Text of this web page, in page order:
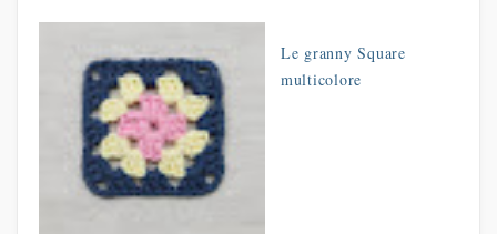
Le granny Square
multicolore